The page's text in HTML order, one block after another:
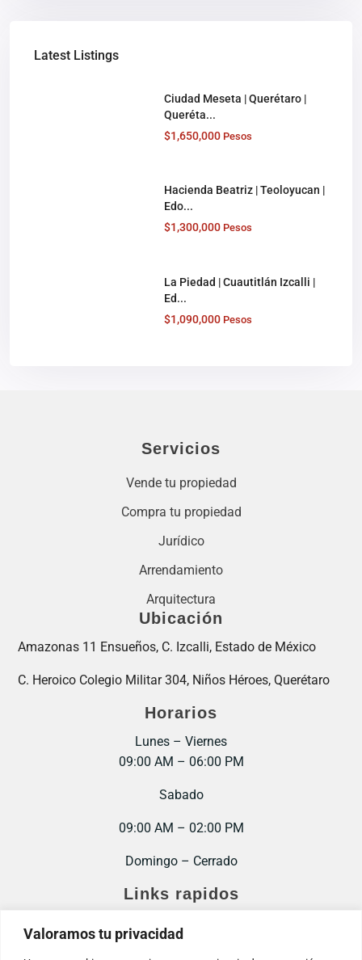
Valoramos tu privacidad
Latest Listings
Ciudad Meseta | Querétaro |
Queréta...
$1,650,000 Pesos
Hacienda Beatriz | Teoloyucan |
Edo...
$1,300,000 Pesos
La Piedad | Cuautitlán Izcalli |
Ed...
$1,090,000 Pesos
Servicios
Vende tu propiedad
Compra tu propiedad
Jurídico
Arrendamiento
Arquitectura
Ubicación
Amazonas 11 Ensueños, C. Izcalli, Estado de México
C. Heroico Colegio Militar 304, Niños Héroes, Querétaro
Horarios
Lunes – Viernes
09:00 AM – 06:00 PM
Sabado
09:00 AM – 02:00 PM
Domingo – Cerrado
Links rapidos
Inicio